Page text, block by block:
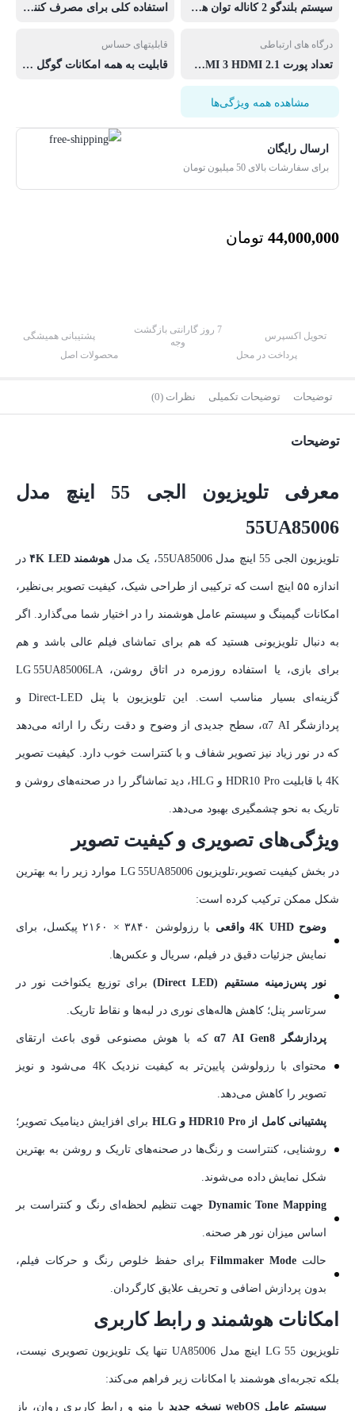
سیستم بلندگو 2 کاناله توان هر بلندگو 10 وات سایر توضیحات صدا صدایی فراگیر و بهره گرفته از کیفیت برتر مجموع قدرت خروجی صدا 20 وات Dolby Atmos استفاده کلی برای مصرف کننده تماشای فیلم و سریال و گیم نسخه سیستم عامل webOS هوش مصنوعی 4هسته ای قابلیت انتقال صدای تلویزیون به موبایل پشتیبانی گوگل پی دارد وای فای (WI-FI) وایفا نسخه وایفای 6 با استاندارد 802.11a/b/g/n/ac/ax بلوتوث سری ساخت 2025
درگاه های ارتباطی
تعداد پورت HDMI 3 HDMI 2.1 تعداد پورت USB ورود 2 کامپوننت (COMPONENT) کامپوزیت(Composite) خروجی صوتی دیجیتال (اپتیکال) ورودی RF برق مورد نیاز AC 100~240V 50~60Hz مدل ریموت کنترل هوشمند صوتی گیرنده دیجیتال ایرانی رنگ بدنه تلویزیون مشکی پایه رومیزی اتصال به گوشی مستقیم کابل برق باتری کنترل
قابلیتهای حساس
قابلیت به همه امکانات گوگل گیرنده خارجی dvb خاموش شده خودکار پورت شبکه LAN قابلت ظبط قابل انتقال صدا تلویزیون به موبایل پشتیبانی از Apple Airplay کابل اوبتیکال ارتقاع تصویر منو زبان فارسی /انگلیسی قابلیت پخش آهنگ با بلوتوث قابلیت نصب برنامه رنگ پایه مشکی نوع پایه رومیزی بغل قابلیت نصب روی دیوار اسمارت اتصال به گوشی -اینترنت تکنولوژی تقویت صدای دیالوگ ها قابل استفاده بازی گیم PS5 قابل جابه جای دفتر چه راهنما قابل اتصال سیستم صوتی تلویزیون مناسب تماشای فیلم و سریال و گیم هوشمند بودن قابلیت های هوشمند و متاثر از هوش مصنوعی
مشاهده همه ویژگی‌ها
ارسال رایگان
برای سفارشات بالای 50 میلیون تومان
44,000,000 تومان
تحویل اکسپرس
7 روز گارانتی بازگشت
وجه
پشتیبانی همیشگی
پرداخت در محل
محصولات اصل
توضیحات توضیحات تکمیلی نظرات (0)
توضیحات
معرفی تلویزیون الجی 55 اینچ مدل
55UA85006
تلویزیون الجی 55 اینچ مدل 55UA85006، یک مدل هوشمند ۴K LED در
اندازه ۵۵ اینچ است که ترکیبی از طراحی شیک، کیفیت تصویر بی‌نظیر،
امکانات گیمینگ و سیستم عامل هوشمند را در اختیار شما می‌گذارد. اگر
به دنبال تلویزیونی هستید که هم برای تماشای فیلم عالی باشد و هم
برای بازی، یا استفاده روزمره در اتاق روشن، LG 55UA85006LA
گزینه‌ای بسیار مناسب است. این تلویزیون با پنل Direct‑LED و
پردازشگر α7 AI، سطح جدیدی از وضوح و دقت رنگ را ارائه می‌دهد
که در نور زیاد نیز تصویر شفاف و با کنتراست خوب دارد. کیفیت تصویر
4K با قابلیت HDR10 Pro و HLG، دید تماشاگر را در صحنه‌های روشن و
تاریک به نحو چشمگیری بهبود می‌دهد.
ویژگی‌های تصویری و کیفیت تصویر
در بخش کیفیت تصویر،تلویزیون LG 55UA85006 موارد زیر را به بهترین
شکل ممکن ترکیب کرده است:
وضوح 4K UHD واقعی با رزولوشن ۳۸۴۰ × ۲۱۶۰ پیکسل، برای
نمایش جزئیات دقیق در فیلم، سریال و عکس‌ها.
نور پس‌زمینه مستقیم (Direct LED) برای توزیع یکنواخت نور در
سرتاسر پنل؛ کاهش هاله‌های نوری در لبه‌ها و نقاط تاریک.
پردازشگر α7 AI Gen8 که با هوش مصنوعی قوی باعث ارتقای
محتوای با رزولوشن پایین‌تر به کیفیت نزدیک 4K می‌شود و نویز
تصویر را کاهش می‌دهد.
پشتیبانی کامل از HDR10 Pro و HLG برای افزایش دینامیک تصویر؛
روشنایی، کنتراست و رنگ‌ها در صحنه‌های تاریک و روشن به بهترین
شکل نمایش داده می‌شوند.
Dynamic Tone Mapping جهت تنظیم لحظه‌ای رنگ و کنتراست بر
اساس میزان نور هر صحنه.
حالت Filmmaker Mode برای حفظ خلوص رنگ و حرکات فیلم،
بدون پردازش اضافی و تحریف علایق کارگردان.
امکانات هوشمند و رابط کاربری
تلویزیون LG 55 اینچ مدل UA85006 تنها یک تلویزیون تصویری نیست،
بلکه تجربه‌ای هوشمند با امکانات زیر فراهم می‌کند:
سیستم عامل webOS نسخه جدید با منو و رابط کاربری روان، باز